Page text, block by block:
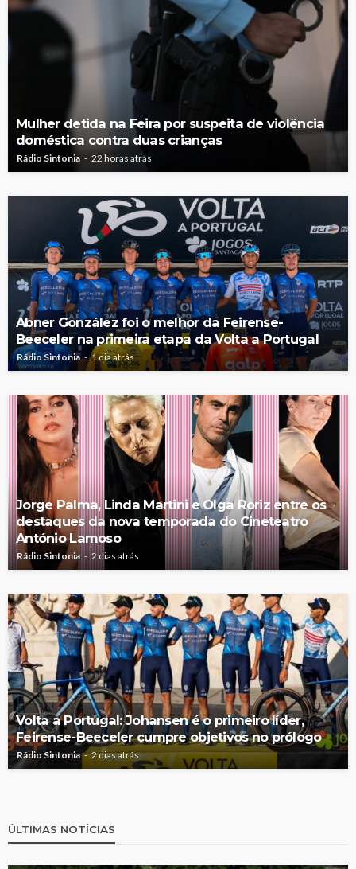
Mulher detida na Feira por suspeita de violência
doméstica contra duas crianças
Rádio Sintonia 22 horas atrás
Abner González foi o melhor da Feirense-
Beeceler na primeira etapa da Volta a Portugal
Rádio Sintonia 1 dia atrás
Jorge Palma, Linda Martini e Olga Roriz entre os
destaques da nova temporada do Cineteatro
António Lamoso
Rádio Sintonia 2 dias atrás
Volta a Portugal: Johansen é o primeiro líder,
Feirense-Beeceler cumpre objetivos no prólogo
Rádio Sintonia 2 dias atrás
ÚLTIMAS NOTÍCIAS